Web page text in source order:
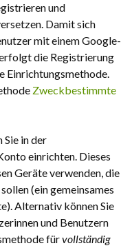
und
Damit sich
mit einem Google-
die Registrierung
Einrichtungsmethode.
Zweckbestimmte
in der
einrichten. Dieses
Geräte verwenden, die
(ein gemeinsames
Alternativ können Sie
und Benutzern
fürvollständig